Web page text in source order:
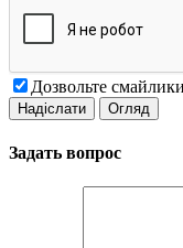
Дозвольте
Задать вопрос